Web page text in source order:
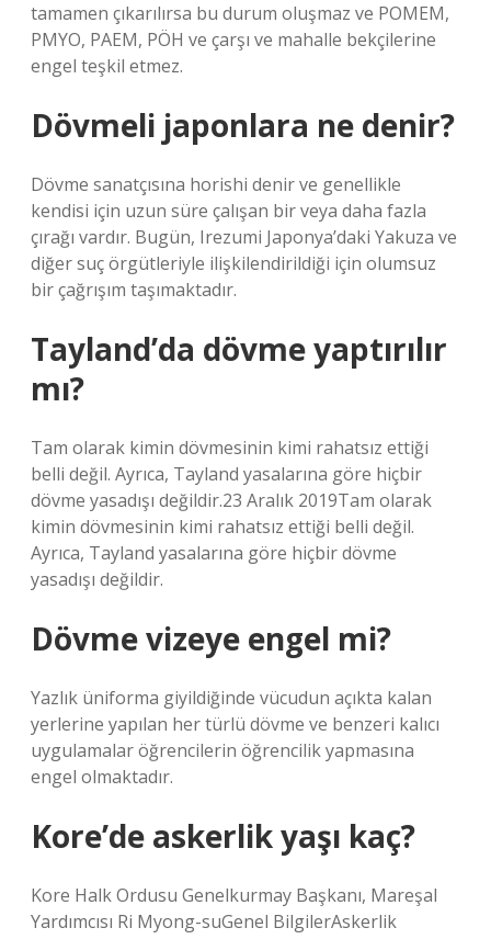
tamamen çıkarılırsa bu durum oluşmaz ve POMEM,
PMYO, PAEM, PÖH ve çarşı ve mahalle bekçilerine
engel teşkil etmez.
Dövmeli japonlara ne denir?
Dövme sanatçısına horishi denir ve genellikle
kendisi için uzun süre çalışan bir veya daha fazla
çırağı vardır. Bugün, Irezumi Japonya’daki Yakuza ve
diğer suç örgütleriyle ilişkilendirildiği için olumsuz
bir çağrışım taşımaktadır.
Tayland’da dövme yaptırılır
mı?
Tam olarak kimin dövmesinin kimi rahatsız ettiği
belli değil. Ayrıca, Tayland yasalarına göre hiçbir
dövme yasadışı değildir.23 Aralık 2019Tam olarak
kimin dövmesinin kimi rahatsız ettiği belli değil.
Ayrıca, Tayland yasalarına göre hiçbir dövme
yasadışı değildir.
Dövme vizeye engel mi?
Yazlık üniforma giyildiğinde vücudun açıkta kalan
yerlerine yapılan her türlü dövme ve benzeri kalıcı
uygulamalar öğrencilerin öğrencilik yapmasına
engel olmaktadır.
Kore’de askerlik yaşı kaç?
Kore Halk Ordusu Genelkurmay Başkanı, Mareşal
Yardımcısı Ri Myong-suGenel BilgilerAskerlik